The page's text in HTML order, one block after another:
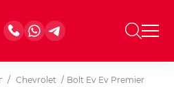
/ Chevrolet / Bolt Ev Ev Premier